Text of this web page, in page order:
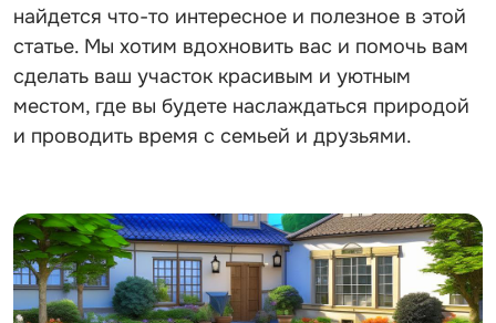
найдется что-то интересное и полезное в этой
статье. Мы хотим вдохновить вас и помочь вам
сделать ваш участок красивым и уютным
местом, где вы будете наслаждаться природой
и проводить время с семьей и друзьями.